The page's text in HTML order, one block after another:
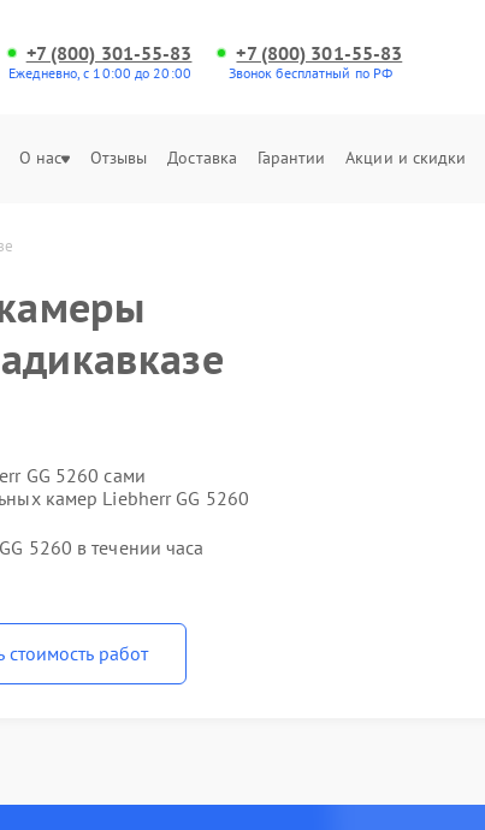
+7 (800) 301-55-83
Ежедневно, с 10:00 до 20:00
+7 (800) 301-55-83
Звонок бесплатный по РФ
О нас Отзывы Доставка Гарантии Акции и скидки
GG 5260 сами
камер Liebherr GG 5260
5260 в течении часа
стоимость работ